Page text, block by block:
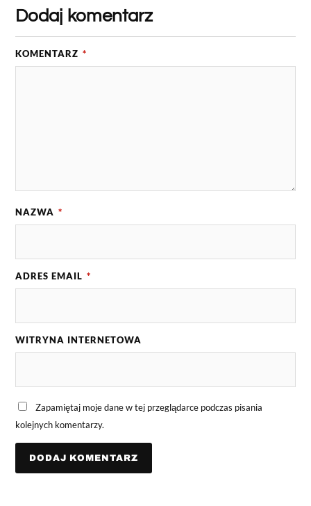
Dodaj komentarz
KOMENTARZ *
NAZWA *
ADRES EMAIL *
WITRYNA INTERNETOWA
Zapamiętaj moje dane w tej przeglądarce podczas pisania
kolejnych komentarzy.